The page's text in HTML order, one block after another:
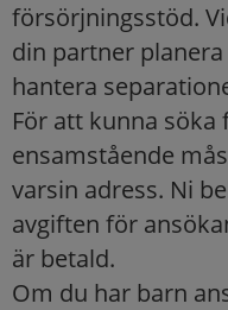
försörjningsstöd.
din partner
hantera
För att kunna
ensamstående
varsin adress. Ni
avgiften för
är betald.
Om du har barn